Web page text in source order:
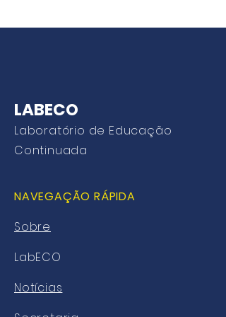
LABECO
Laboratório de Educação
Continuada
NAVEGAÇÃO RÁPIDA
Sobre
LabECO
Notícias